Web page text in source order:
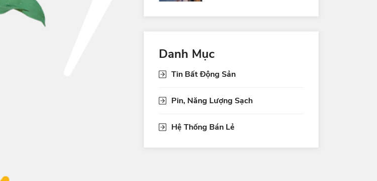
Danh Mục
Tin Bất Động Sản
Pin, Năng Lượng Sạch
Hệ Thống Bán Lẻ